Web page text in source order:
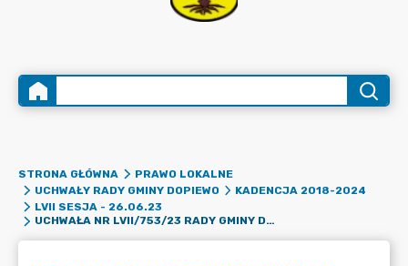
STRONA GŁÓWNA
PRAWO LOKALNE
UCHWAŁY RADY GMINY DOPIEWO
KADENCJA 2018-2024
LVII SESJA - 26.06.23
UCHWAŁA NR LVII/753/23 RADY GMINY DOPIEWO Z DNIA 26 CZERWCA 2023 R. W SPRAWIE ZALICZENIA DRÓG WEWNĘTRZNYCH DO KATEGORII DRÓG GMINNYCH